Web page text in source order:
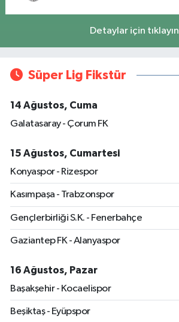
Detaylar için tıklayın
Süper Lig Fikstür
14 Ağustos, Cuma
Galatasaray - Çorum FK
15 Ağustos, Cumartesi
Konyaspor - Rizespor
Kasımpaşa - Trabzonspor
Gençlerbirliği S.K. - Fenerbahçe
Gaziantep FK - Alanyaspor
16 Ağustos, Pazar
Başakşehir - Kocaelispor
Beşiktaş - Eyüpspor